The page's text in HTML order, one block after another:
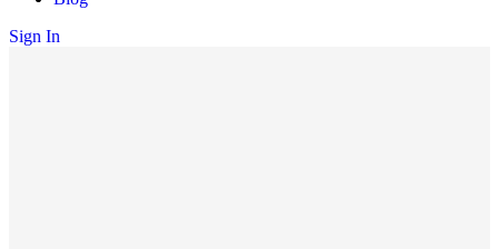
Sign In